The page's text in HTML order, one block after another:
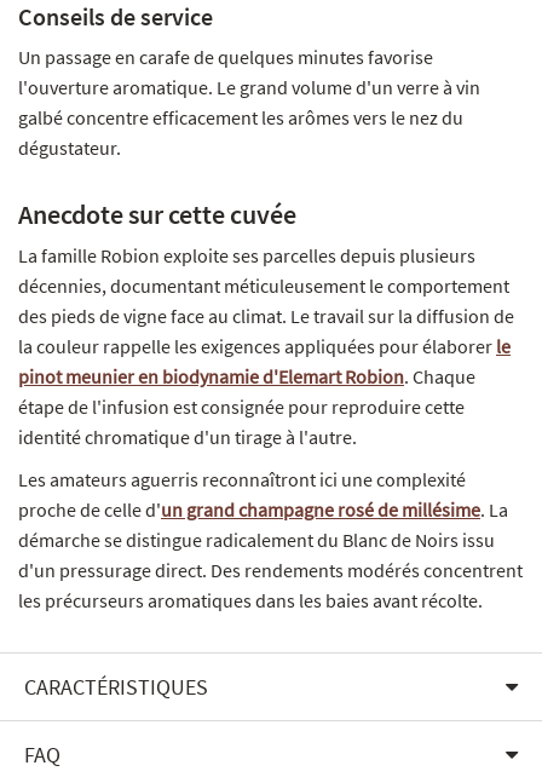
Conseils de service
Un passage en carafe de quelques minutes favorise
l'ouverture aromatique. Le grand volume d'un verre à vin
galbé concentre efficacement les arômes vers le nez du
dégustateur.
Anecdote sur cette cuvée
La famille Robion exploite ses parcelles depuis plusieurs
décennies, documentant méticuleusement le comportement
des pieds de vigne face au climat. Le travail sur la diffusion de
la couleur rappelle les exigences appliquées pour élaborer le
pinot meunier en biodynamie d'Elemart Robion. Chaque
étape de l'infusion est consignée pour reproduire cette
identité chromatique d'un tirage à l'autre.
Les amateurs aguerris reconnaîtront ici une complexité
proche de celle d'un grand champagne rosé de millésime. La
démarche se distingue radicalement du Blanc de Noirs issu
d'un pressurage direct. Des rendements modérés concentrent
les précurseurs aromatiques dans les baies avant récolte.
CARACTÉRISTIQUES
FAQ